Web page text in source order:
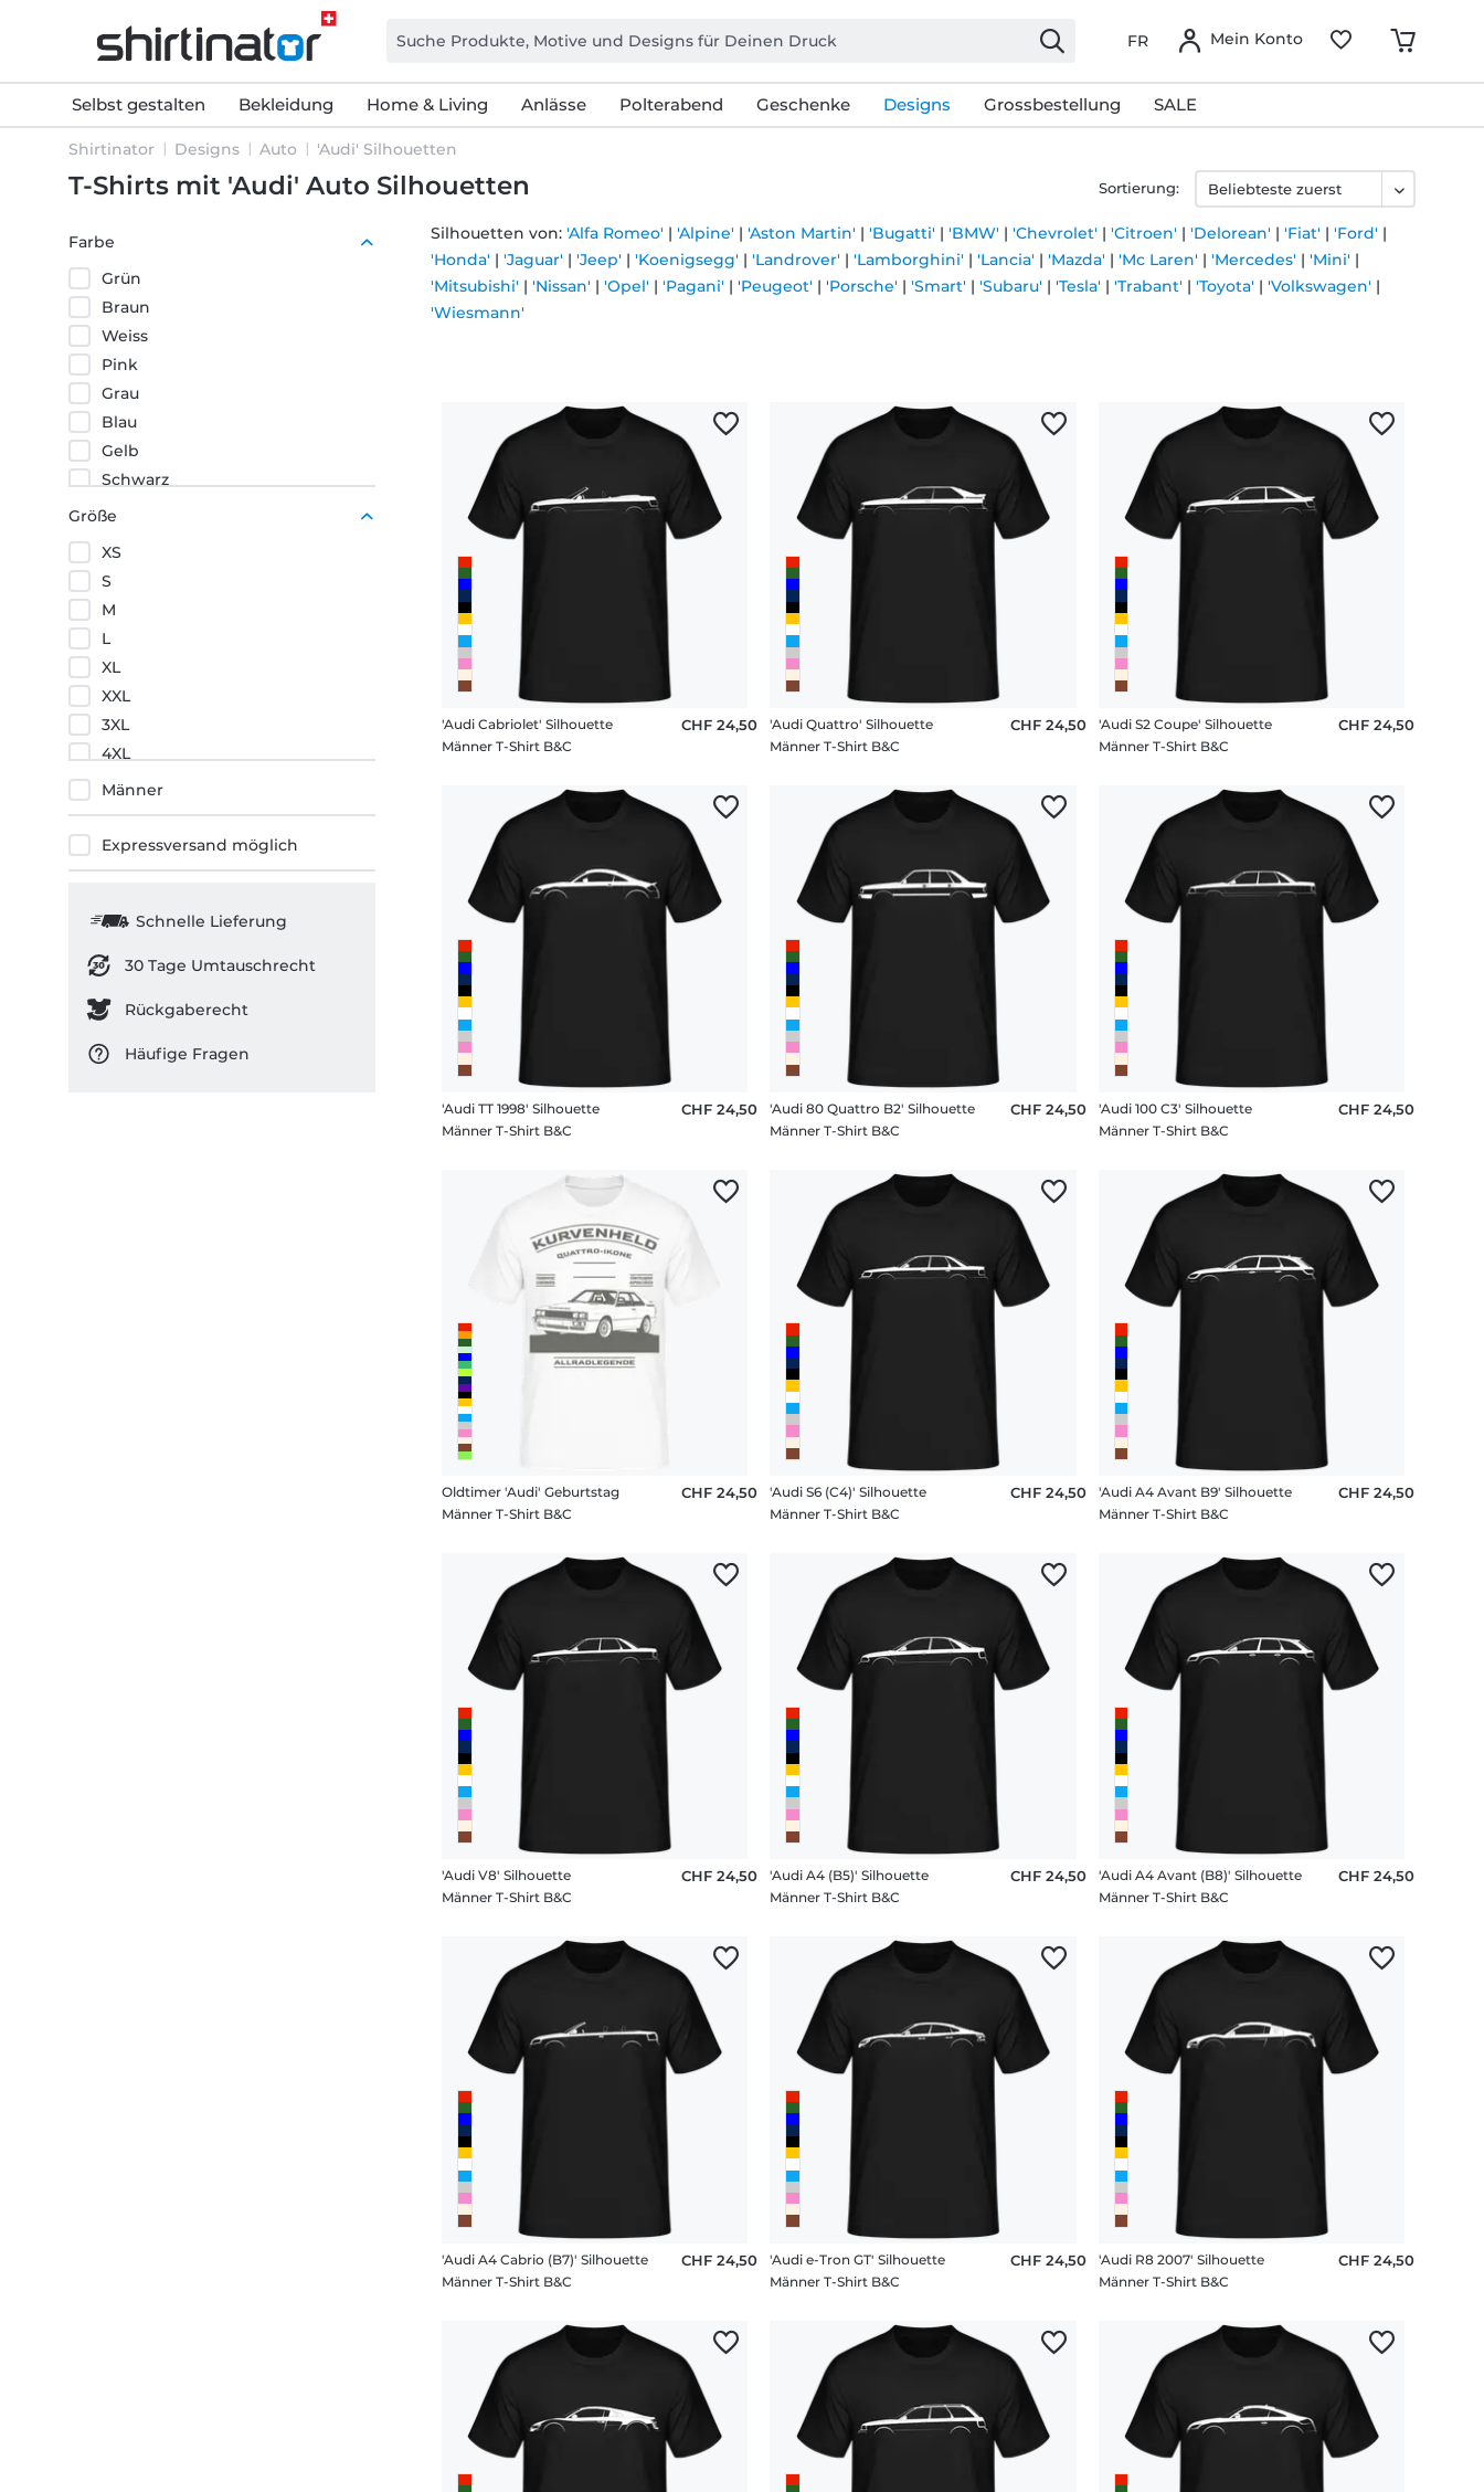
FR Mein Konto
Selbst gestalten Bekleidung Home & Living Anlässe Polterabend Geschenke Designs Grossbestellung SALE
Shirtinator Designs Auto 'Audi' Silhouetten
T-Shirts mit 'Audi' Auto Silhouetten
Farbe
Grün
Braun
Weiss
Pink
Grau
Blau
Gelb
Schwarz
Lila
Größe
XS
S
M
L
XL
XXL
3XL
4XL
5XL
Männer
Expressversand möglich
Schnelle Lieferung
30 Tage Umtauschrecht
Rückgaberecht
Häufige Fragen
Silhouetten von: 'Alfa Romeo' | 'Alpine' | 'Aston Martin' | 'Bugatti' | 'BMW' | 'Chevrolet' | 'Citroen' | 'Delorean' | 'Fiat' | 'Ford' |
'Honda' | 'Jaguar' | 'Jeep' | 'Koenigsegg' | 'Landrover' | 'Lamborghini' | 'Lancia' | 'Mazda' | 'Mc Laren' | 'Mercedes' | 'Mini' |
'Mitsubishi' | 'Nissan' | 'Opel' | 'Pagani' | 'Peugeot' | 'Porsche' | 'Smart' | 'Subaru' | 'Tesla' | 'Trabant' | 'Toyota' | 'Volkswagen' |
'Wiesmann'
Sortierung:
'Audi Cabriolet' Silhouette
Männer T-Shirt B&C
CHF 24,50
'Audi Quattro' Silhouette
Männer T-Shirt B&C
CHF 24,50
'Audi S2 Coupe' Silhouette
Männer T-Shirt B&C
CHF 24,50
'Audi TT 1998' Silhouette
Männer T-Shirt B&C
CHF 24,50
'Audi 80 Quattro B2' Silhouette
Männer T-Shirt B&C
CHF 24,50
'Audi 100 C3' Silhouette
Männer T-Shirt B&C
CHF 24,50
Oldtimer 'Audi' Geburtstag
Männer T-Shirt B&C
CHF 24,50
'Audi S6 (C4)' Silhouette
Männer T-Shirt B&C
CHF 24,50
'Audi A4 Avant B9' Silhouette
Männer T-Shirt B&C
CHF 24,50
'Audi V8' Silhouette
Männer T-Shirt B&C
CHF 24,50
'Audi A4 (B5)' Silhouette
Männer T-Shirt B&C
CHF 24,50
'Audi A4 Avant (B8)' Silhouette
Männer T-Shirt B&C
CHF 24,50
'Audi A4 Cabrio (B7)' Silhouette
Männer T-Shirt B&C
CHF 24,50
'Audi e-Tron GT' Silhouette
Männer T-Shirt B&C
CHF 24,50
'Audi R8 2007' Silhouette
Männer T-Shirt B&C
CHF 24,50